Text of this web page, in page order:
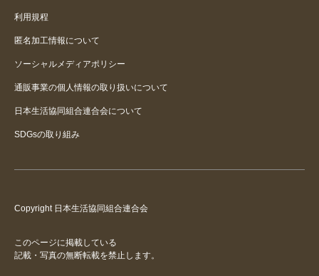
利用規程
匿名加工情報について
ソーシャルメディアポリシー
通販事業の個人情報の取り扱いについて
日本生活協同組合連合会について
SDGsの取り組み
Copyright 日本生活協同組合連合会
このページに掲載している
記載・写真の無断転載を禁止します。